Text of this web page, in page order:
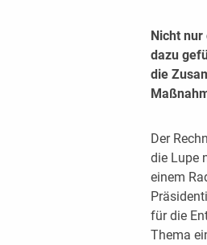
Nicht
dazu
die
Der
die Lupe
einem
für die
Thema